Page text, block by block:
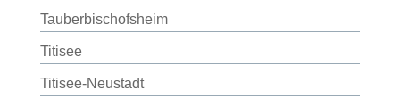
Tauberbischofsheim
Titisee
Titisee-Neustadt